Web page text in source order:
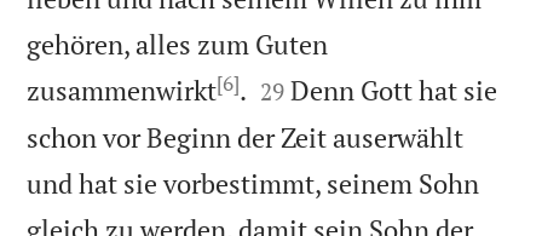
gehören, alles zum Guten
zusammenwirkt[6]. 

29 Denn Gott hat sie
schon vor Beginn der Zeit auserwählt
und hat sie vorbestimmt, seinem Sohn